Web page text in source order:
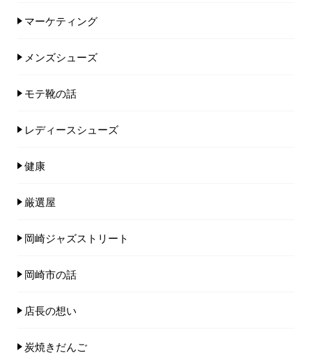
マーケティング
メンズシューズ
モテ靴の話
レディースシューズ
健康
厳選屋
岡崎ジャズストリート
岡崎市の話
店長の想い
炭焼きだんご